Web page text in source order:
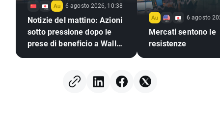
6 agosto 2026, 10:38
Notizie del mattino: Azioni
sotto pressione dopo le
prese di beneficio a Wall
6 agosto
Mercati sentono le
resistenze